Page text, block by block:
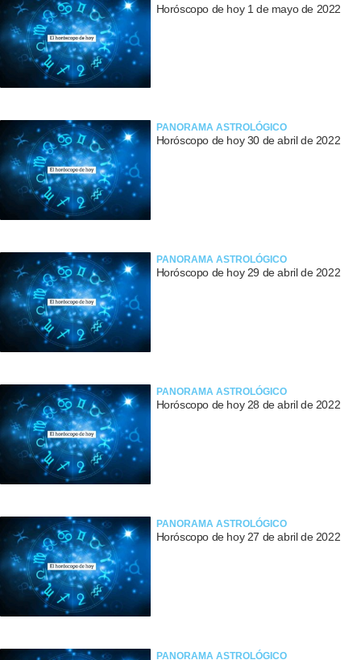
Horóscopo de hoy 1 de mayo de 2022
PANORAMA ASTROLÓGICO
Horóscopo de hoy 30 de abril de 2022
PANORAMA ASTROLÓGICO
Horóscopo de hoy 29 de abril de 2022
PANORAMA ASTROLÓGICO
Horóscopo de hoy 28 de abril de 2022
PANORAMA ASTROLÓGICO
Horóscopo de hoy 27 de abril de 2022
PANORAMA ASTROLÓGICO